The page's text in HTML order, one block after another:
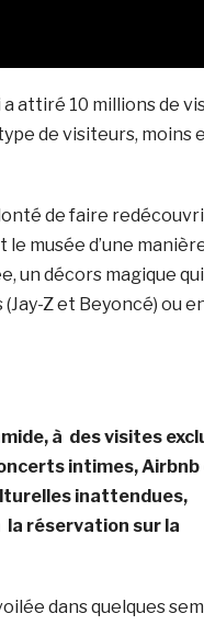
attiré 10 millions de
de visiteurs, moins
de faire
musée d’une
un décors magique qui
Z et Beyoncé) ou
à des visites
intimes, Airbnb
inattendues,
la réservation sur la
dans quelques